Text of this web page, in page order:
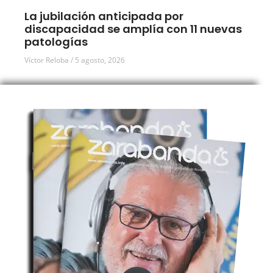
La jubilación anticipada por
discapacidad se amplía con 11 nuevas
patologías
Víctor Reloba 5 agosto, 2026